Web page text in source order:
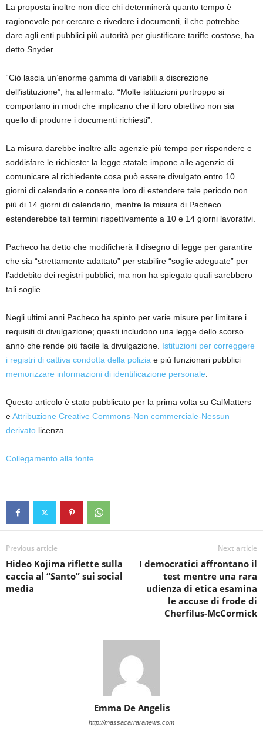
La proposta inoltre non dice chi determinerà quanto tempo è
ragionevole per cercare e rivedere i documenti, il che potrebbe
dare agli enti pubblici più autorità per giustificare tariffe costose, ha
detto Snyder.
“Ciò lascia un’enorme gamma di variabili a discrezione
dell’istituzione”, ha affermato. “Molte istituzioni purtroppo si
comportano in modi che implicano che il loro obiettivo non sia
quello di produrre i documenti richiesti”.
La misura darebbe inoltre alle agenzie più tempo per rispondere e
soddisfare le richieste: la legge statale impone alle agenzie di
comunicare al richiedente cosa può essere divulgato entro 10
giorni di calendario e consente loro di estendere tale periodo non
più di 14 giorni di calendario, mentre la misura di Pacheco
estenderebbe tali termini rispettivamente a 10 e 14 giorni lavorativi.
Pacheco ha detto che modificherà il disegno di legge per garantire
che sia “strettamente adattato” per stabilire “soglie adeguate” per
l’addebito dei registri pubblici, ma non ha spiegato quali sarebbero
tali soglie.
Negli ultimi anni Pacheco ha spinto per varie misure per limitare i
requisiti di divulgazione; questi includono una legge dello scorso
anno che rende più facile la divulgazione. Istituzioni per correggere
i registri di cattiva condotta della polizia e più funzionari pubblici
memorizzare informazioni di identificazione personale
Questo articolo è stato pubblicato per la prima volta su CalMatters
eAttribuzione Creative Commons-Non commerciale-Nessun
derivato licenza.
Collegamento alla fonte
Previous article
Hideo Kojima riflette sulla
caccia al “Santo” sui social
media
Next article
I democratici affrontano il
test mentre una rara
udienza di etica esamina
le accuse di frode di
Cherfilus-McCormick
Emma De Angelis
http://massacarraranews.com